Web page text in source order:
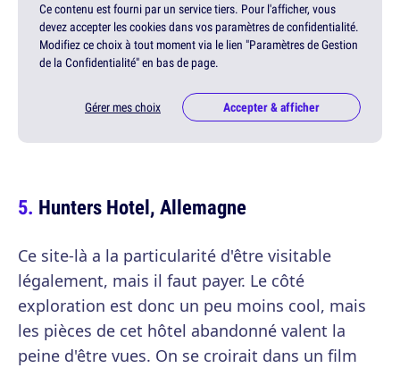
Ce contenu est fourni par un service tiers. Pour l'afficher, vous
devez accepter les cookies dans vos paramètres de confidentialité.
Modifiez ce choix à tout moment via le lien "Paramètres de Gestion
de la Confidentialité" en bas de page.
Gérer mes choix Accepter & afficher
Hunters Hotel, Allemagne
Ce site-là a la particularité d'être visitable
légalement, mais il faut payer. Le côté
exploration est donc un peu moins cool, mais
les pièces de cet hôtel abandonné valent la
peine d'être vues. On se croirait dans un film